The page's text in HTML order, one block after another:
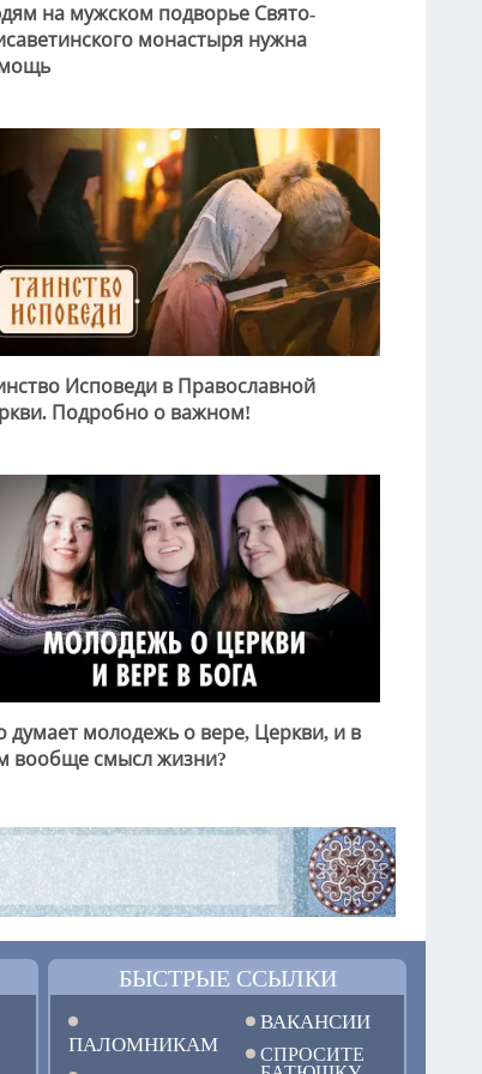
на мужском подворье Свято-
монастыря нужна
Исповеди в Православной
Подробно о важном!
думает молодежь о вере, Церкви, и в
вообще смысл жизни?
БЫСТРЫЕ ССЫЛКИ
ПАЛОМНИКАМ
ВАКАНСИИ
СПРОСИТЕ